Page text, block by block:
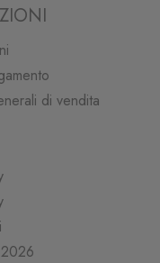
di vendita